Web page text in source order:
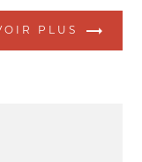
PLUS